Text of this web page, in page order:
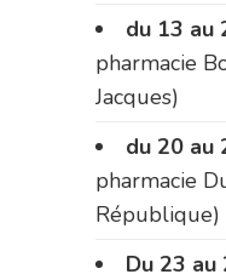
du 13 au
pharmacie
Jacques)
du 20 au
pharmacie
République)
Du 23 au